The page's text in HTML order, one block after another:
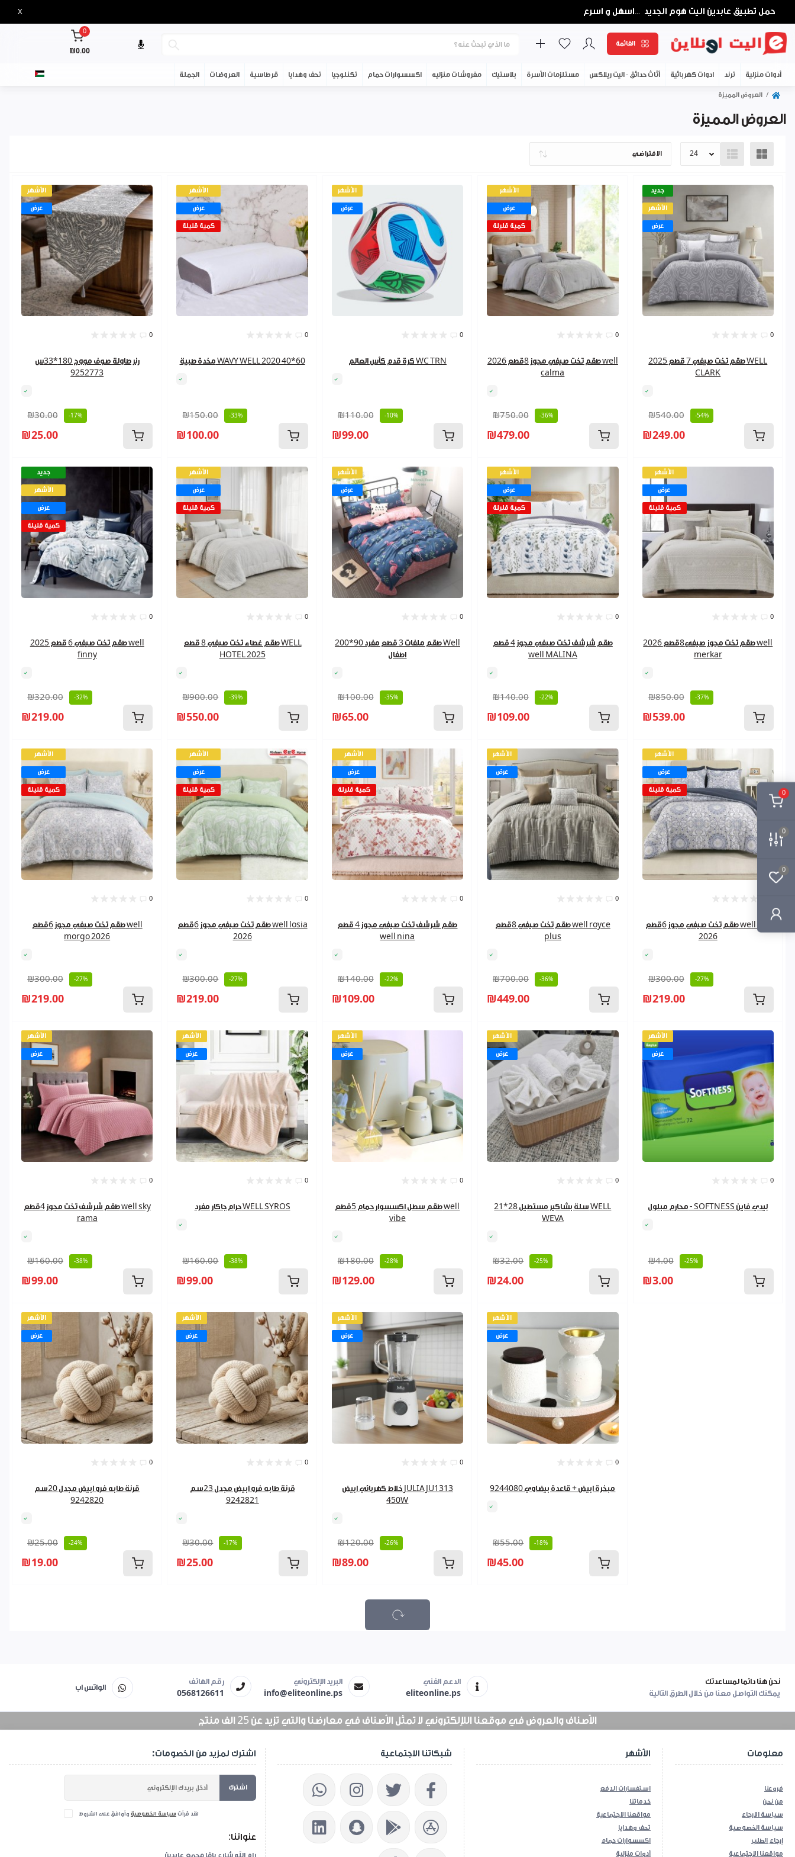
0
0
0
حمل تطبيق عابدين اليت هوم الجديد ...اسهل و اسرع X
القائمة
0
₪0.00
أدوات منزلية ترند ادوات كهربائية أثاث حدائق - اليت ريلاكس مستلزمات الأسرة بلاستيك مفروشات منزليه اكسسوارات حمام تكنلوجيا تحف وهدايا قرطاسية العروضات الجملة
العروض المميزة
العروض المميزة
الأشهر
عرض
0
رنر طاولة صوف مووج 180*33س
9252773
₪30.00 -17%
₪25.00
الأشهر
عرض
كمية قليلة
0
مخدة طبية WAVY WELL 2020 40*60
₪150.00 -33%
₪100.00
الأشهر
عرض
0
كرة قدم كأس العالم WC TRN
₪110.00 -10%
₪99.00
الأشهر
عرض
كمية قليلة
0
طقم تخت صيفي مجوز 8قطع 2026 well
calma
₪750.00 -36%
₪479.00
جديد
الأشهر
عرض
0
طقم تخت صيفي 7 قطع 2025 WELL
CLARK
₪540.00 -54%
₪249.00
جديد
الأشهر
عرض
كمية قليلة
0
طقم تخت صيفي 6 قطع 2025 well
finny
₪320.00 -32%
₪219.00
الأشهر
عرض
كمية قليلة
0
طقم غطاء تخت صيفي 8 قطع WELL
HOTEL 2025
₪900.00 -39%
₪550.00
الأشهر
عرض
0
طقم ملفات 3 قطع مفرد 90*200 Well
اطفال
₪100.00 -35%
₪65.00
الأشهر
عرض
كمية قليلة
0
طقم شرشف تخت صيفي مجوز 4 قطع
well MALINA
₪140.00 -22%
₪109.00
الأشهر
عرض
كمية قليلة
0
طقم تخت مجوز صيفي8قطع 2026 well
merkar
₪850.00 -37%
₪539.00
الأشهر
عرض
كمية قليلة
0
طقم تخت صيفي مجوز 6قطع well
morgo 2026
₪300.00 -27%
₪219.00
الأشهر
عرض
كمية قليلة
0
طقم تخت صيفي مجوز 6قطع well losia
2026
₪300.00 -27%
₪219.00
الأشهر
عرض
كمية قليلة
0
طقم شرشف تخت صيفي مجوز 4 قطع
well nina
₪140.00 -22%
₪109.00
الأشهر
عرض
0
طقم تخت صيفي 8قطع well royce
plus
₪700.00 -36%
₪449.00
الأشهر
عرض
كمية قليلة
طقم تخت صيفي مجوز 6قطع well sali
2026
₪300.00 -27%
₪219.00
الأشهر
عرض
0
طقم شرشف تخت مجوز 4قطع well sky
rama
₪160.00 -38%
₪99.00
الأشهر
عرض
0
حرام جاكار مفرد WELL SYROS
₪160.00 -38%
₪99.00
الأشهر
عرض
0
طقم سطل اكسسوار حمام 5قطع well
vibe
₪180.00 -28%
₪129.00
الأشهر
عرض
0
سلة بشاكير مستطيل 28*21 WELL
WEVA
₪32.00 -25%
₪24.00
الأشهر
عرض
0
محارم مبلول - SOFTNESS ليدي فاين
₪4.00 -25%
₪3.00
الأشهر
عرض
0
قرنة طابه فرو ابيض مجدل 20سم
9242820
₪25.00 -24%
₪19.00
الأشهر
عرض
0
قرنة طابه فرو ابيض مجدل 23سم
9242821
₪30.00 -17%
₪25.00
الأشهر
عرض
0
خلاط كهربائي ابيض JULIA JU1313
450W
₪120.00 -26%
₪89.00
الأشهر
عرض
0
مبخرة ابيض + قاعدة بيضاوي 9244080
₪55.00 -18%
₪45.00
نحن هنا دائما لمساعدتك
يمكنك التواصل معنا من خلال الطرق التالية
الدعم الفني
eliteonline.ps
البريد الإلكتروني
info@eliteonline.ps
رقم الهاتف
0568126611
الواتس اب
الأصناف والعروض في موقعنا اللإلكتروني لا تمثل الأصناف في معارضنا والتي تزيد عن 25 الف منتج
اشترك لمزيد من الخصومات:
اشترك
لقد قرأت سياسة الخصوصية وأوافق على الشروط
عنواننا:
رام الله شارع يافا مجمع عابدين
شبكاتنا الاجتماعية الأشهر
استفسارات الدفع
خدماتنا
مواقعنا الاجتماعية
تحف وهدايا
اكسسوارات حمام
أدوات منزلية
معلومات
فروعنا
من نحن
سياسة الارجاع
سياسة الخصوصية
إرجاع الطلب
مواقعنا الاجتماعية